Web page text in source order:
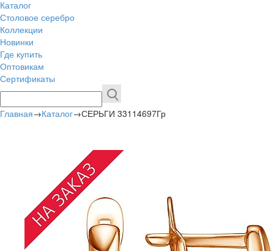
Каталог
Столовое серебро
Коллекции
Новинки
Где купить
Оптовикам
Сертификаты
Главная→Каталог→СЕРЬГИ 33114697Гр